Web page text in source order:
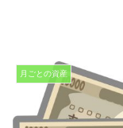
月ごとの資産